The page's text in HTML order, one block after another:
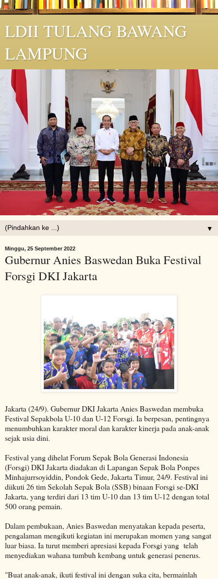
LDII TULANG BAWANG
LAMPUNG
▼
Minggu, 25 September 2022
Gubernur Anies Baswedan Buka Festival
Forsgi DKI Jakarta
Jakarta (24/9). Gubernur DKI Jakarta Anies Baswedan membuka
Festival Sepakbola U-10 dan U-12 Forsgi. Ia berpesan, pentingnya
menumbuhkan karakter moral dan karakter kinerja pada anak-anak
sejak usia dini.
Festival yang dihelat Forum Sepak Bola Generasi Indonesia
(Forsgi) DKI Jakarta diadakan di Lapangan Sepak Bola Ponpes
Minhajurrsoyiddin, Pondok Gede, Jakarta Timur, 24/9. Festival ini
diikuti 26 tim Sekolah Sepak Bola (SSB) binaan Forsgi se-DKI
Jakarta, yang terdiri dari 13 tim U-10 dan 13 tim U-12 dengan total
500 orang pemain.
Dalam pembukaan, Anies Baswedan menyatakan kepada peserta,
pengalaman mengikuti kegiatan ini merupakan momen yang sangat
luar biasa. Ia turut memberi apresiasi kepada Forsgi yang telah
menyediakan wahana tumbuh kembang untuk generasi penerus.
"Buat anak-anak, ikuti festival ini dengan suka cita, bermainlah